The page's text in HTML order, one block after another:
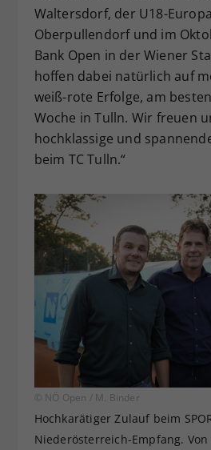
Waltersdorf, der U18-
Oberpullendorf und im
Bank Open in der Wiener
hoffen dabei natürlich auf
weiß-rote Erfolge, am
Woche in Tulln. Wir freuen
hochklassige und
beim TC Tulln.“
© NÖ Open / M. Binder
Hochkarätiger Zulauf beim
Niederösterreich-Empfang.